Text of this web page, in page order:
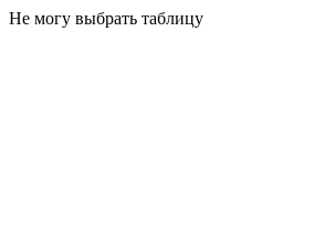
Не могу выбрать таблицу